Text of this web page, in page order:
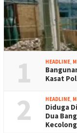
1 HEADLINE,
Kasat
2 HEADLINE,
Diduga
Dua